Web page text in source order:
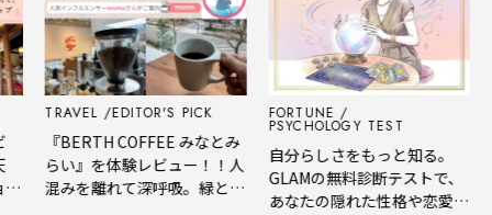
TRAVEL EDITOR'S PICK
『BERTH COFFEE みなとみ
らい』を体験レビュー！！人
混みを離れて深呼吸。緑と
FORTUNE
PSYCHOLOGY TEST
自分らしさをもっと知る。
GLAMの無料診断テストで、
あなたの隠れた性格や恋愛タ